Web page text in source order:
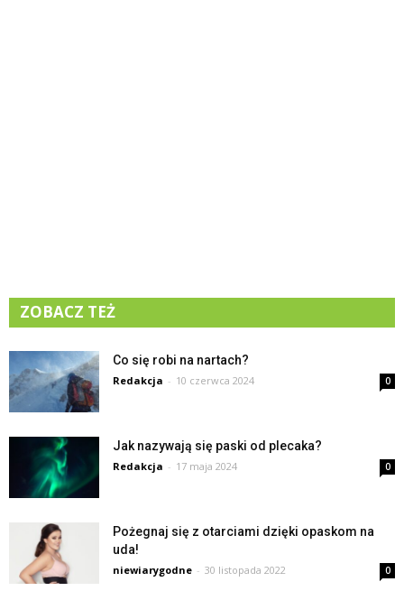
ZOBACZ TEŻ
Co się robi na nartach?
Redakcja - 10 czerwca 2024 0
Jak nazywają się paski od plecaka?
Redakcja - 17 maja 2024 0
Pożegnaj się z otarciami dzięki opaskom na
uda!
niewiarygodne - 30 listopada 2022 0